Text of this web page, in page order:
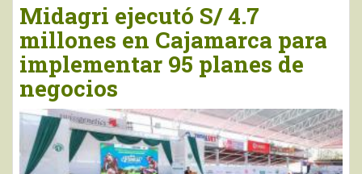
Midagri ejecutó S/ 4.7
millones en Cajamarca para
implementar 95 planes de
negocios